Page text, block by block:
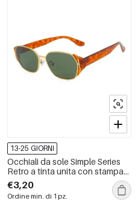
13-25 GIORNI
Occhiali da sole Simple Series
Retro a tinta unita con stampa
leopardata
€3,20
Ordine min. di 1 pz.